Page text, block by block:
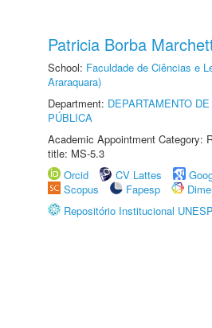
Patricia Borba
School: Faculdade de Ciências e
Araraquara)
Department: DEPARTAMENTO
PÚBLICA
Academic Appointment Category:
title: MS-5.3
Orcid
CV Lattes
Scopus
Fapesp
Repositório Institucional UNESP